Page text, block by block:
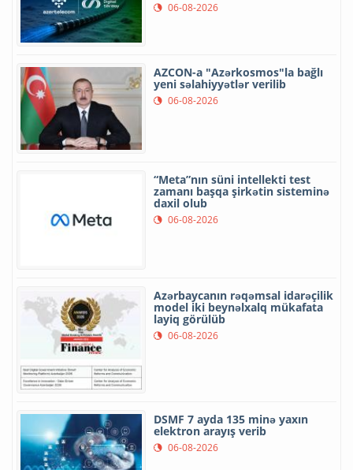
06-08-2026
AZCON-a "Azərkosmos"la bağlı
yeni səlahiyyətlər verilib
06-08-2026
“Meta”nın süni intellekti test
zamanı başqa şirkətin sisteminə
daxil olub
06-08-2026
Azərbaycanın rəqəmsal idarəçilik
model iki beynəlxalq mükafata
layiq görülüb
06-08-2026
DSMF 7 ayda 135 minə yaxın
elektron arayış verib
06-08-2026